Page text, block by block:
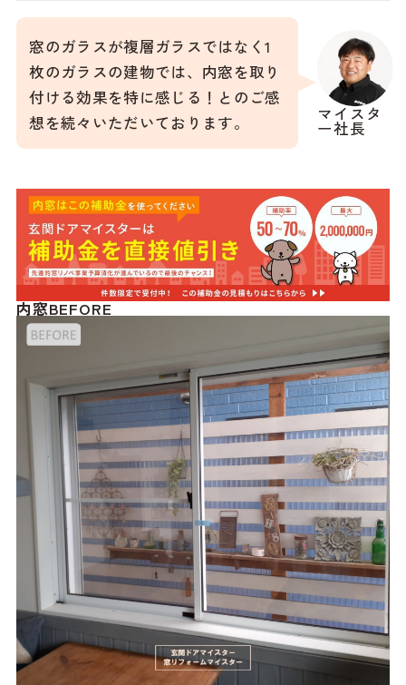
マイスタ
ー社長
窓のガラスが複層ガラスではなく1
枚のガラスの建物では、内窓を取り
付ける効果を特に感じる！とのご感
想を続々いただいております。
内窓BEFORE